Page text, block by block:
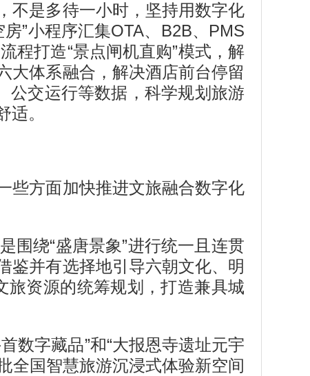
不是多待一小时，坚持用数字化
”小程序汇集OTA、B2B、PMS
程打造“景点闸机直购”模式，解
大体系融合，解决酒店前台停留
公交运行等数据，科学规划旅游
。
些方面加快推进文旅融合数字化
围绕“盛唐景象”进行统一且连贯
鉴并有选择地引导六朝文化、明
旅资源的统筹规划，打造兼具城
数字藏品”和“大报恩寺遗址元宇
全国智慧旅游沉浸式体验新空间